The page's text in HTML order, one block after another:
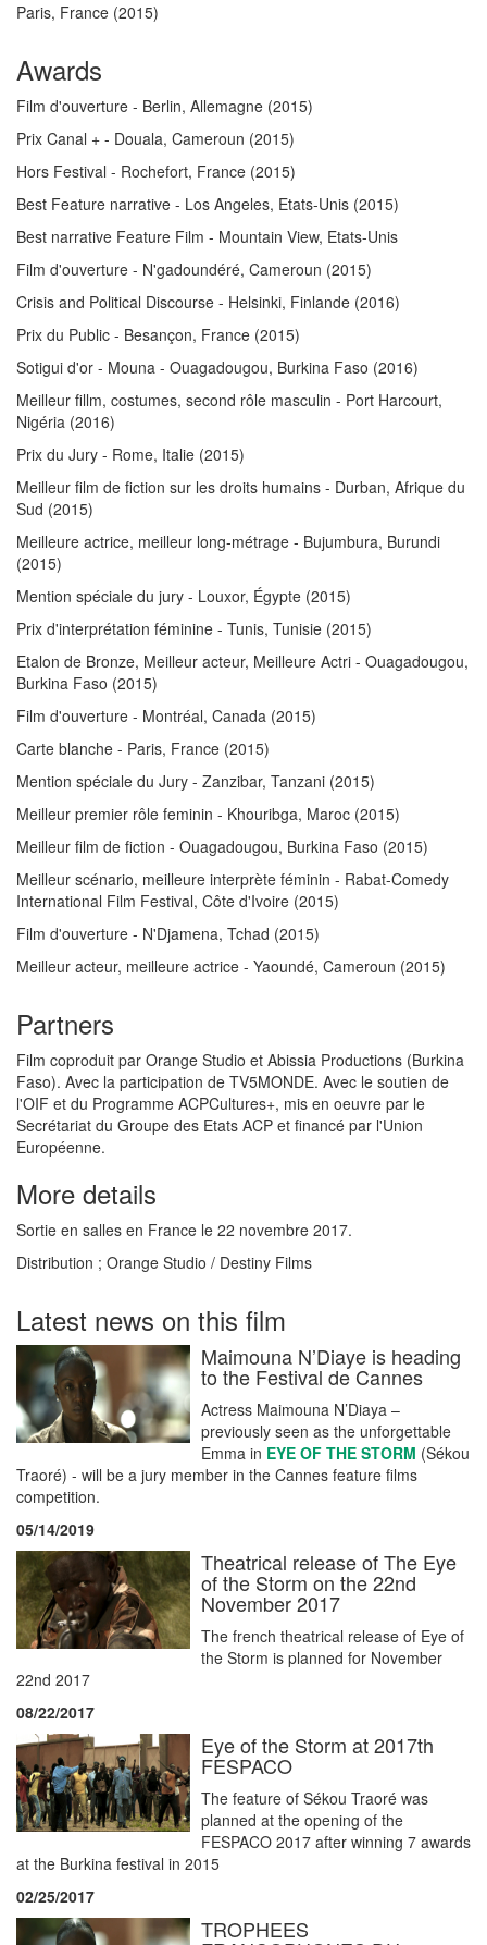
Paris, France (2015)
Awards
Film d'ouverture - Berlin, Allemagne (2015)
Prix Canal + - Douala, Cameroun (2015)
Hors Festival - Rochefort, France (2015)
Best Feature narrative - Los Angeles, Etats-Unis (2015)
Best narrative Feature Film - Mountain View, Etats-Unis
Film d'ouverture - N'gadoundéré, Cameroun (2015)
Crisis and Political Discourse - Helsinki, Finlande (2016)
Prix du Public - Besançon, France (2015)
Sotigui d'or - Mouna - Ouagadougou, Burkina Faso (2016)
Meilleur fillm, costumes, second rôle masculin - Port Harcourt,
Nigéria (2016)
Prix du Jury - Rome, Italie (2015)
Meilleur film de fiction sur les droits humains - Durban, Afrique du
Sud (2015)
Meilleure actrice, meilleur long-métrage - Bujumbura, Burundi
(2015)
Mention spéciale du jury - Louxor, Égypte (2015)
Prix d'interprétation féminine - Tunis, Tunisie (2015)
Etalon de Bronze, Meilleur acteur, Meilleure Actri - Ouagadougou,
Burkina Faso (2015)
Film d'ouverture - Montréal, Canada (2015)
Carte blanche - Paris, France (2015)
Mention spéciale du Jury - Zanzibar, Tanzani (2015)
Meilleur premier rôle feminin - Khouribga, Maroc (2015)
Meilleur film de fiction - Ouagadougou, Burkina Faso (2015)
Meilleur scénario, meilleure interprète féminin - Rabat-Comedy
International Film Festival, Côte d'Ivoire (2015)
Film d'ouverture - N'Djamena, Tchad (2015)
Meilleur acteur, meilleure actrice - Yaoundé, Cameroun (2015)
Partners
Film coproduit par Orange Studio et Abissia Productions (Burkina
Faso). Avec la participation de TV5MONDE. Avec le soutien de
l'OIF et du Programme ACPCultures+, mis en oeuvre par le
Secrétariat du Groupe des Etats ACP et financé par l'Union
Européenne.
More details
Sortie en salles en France le 22 novembre 2017.
Distribution ; Orange Studio / Destiny Films
Latest news on this film
Maimouna N’Diaye is heading
to the Festival de Cannes
Actress Maimouna N’Diaya –
previously seen as the unforgettable
Emma in EYE OF THE STORM (Sékou
Traoré) - will be a jury member in the Cannes feature films
competition.
05/14/2019
Theatrical release of The Eye
of the Storm on the 22nd
November 2017
The french theatrical release of Eye of
the Storm is planned for November
22nd 2017
08/22/2017
Eye of the Storm at 2017th
FESPACO
The feature of Sékou Traoré was
planned at the opening of the
FESPACO 2017 after winning 7 awards
at the Burkina festival in 2015
02/25/2017
TROPHEES